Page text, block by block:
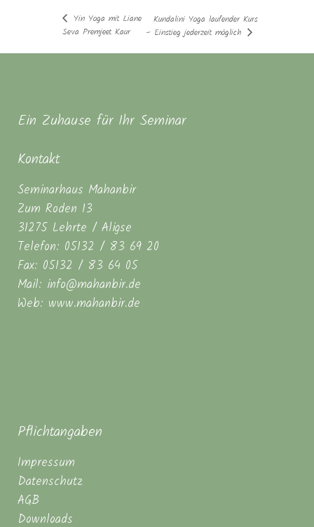
Yin Yoga mit Liane
Seva Premjeet Kaur
Kundalini Yoga laufender Kurs
– Einstieg jederzeit möglich
Ein Zuhause für Ihr Seminar
Kontakt
Seminarhaus Mahanbir
Zum Roden 13
31275 Lehrte / Aligse
Telefon: 05132 / 83 69 20
Fax: 05132 / 83 64 05
Mail: info@mahanbir.de
Web: www.mahanbir.de
Pflichtangaben
Impressum
Datenschutz
AGB
Downloads